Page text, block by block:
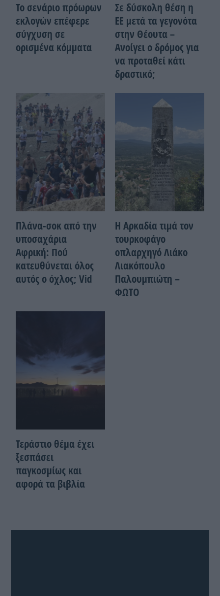
Το σενάριο πρόωρων
εκλογών επέφερε
σύγχυση σε
ορισμένα κόμματα
Σε δύσκολη θέση η
ΕΕ μετά τα γεγονότα
στην Θέουτα –
Ανοίγει ο δρόμος για
να προταθεί κάτι
δραστικό;
Πλάνα-σοκ από την
υποσαχάρια
Αφρική: Πού
κατευθύνεται όλος
αυτός ο όχλος; Vid
Η Αρκαδία τιμά τον
τουρκοφάγο
οπλαρχηγό Λιάκο
Λιακόπουλο
Παλουμπιώτη –
ΦΩΤΟ
Τεράστιο θέμα έχει
ξεσπάσει
παγκοσμίως και
αφορά τα βιβλία